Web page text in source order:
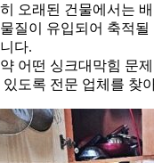
오래된 건물에서는
질이 유입되어 축적
다.
어떤 싱크대막힘 문
있도록 전문 업체를 찾